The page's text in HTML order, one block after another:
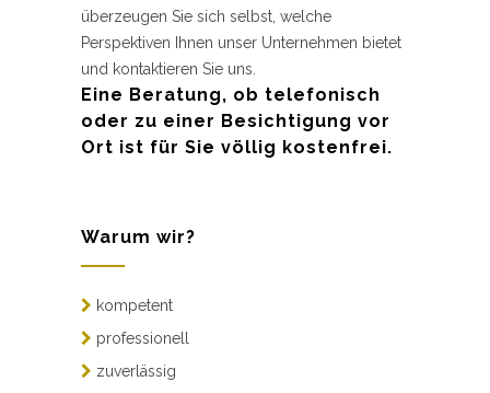
überzeugen Sie sich selbst, welche
Perspektiven Ihnen unser Unternehmen bietet
und kontaktieren Sie uns.
Eine Beratung, ob telefonisch
oder zu einer Besichtigung vor
Ort ist für Sie völlig kostenfrei.
Warum wir?
kompetent
professionell
zuverlässig